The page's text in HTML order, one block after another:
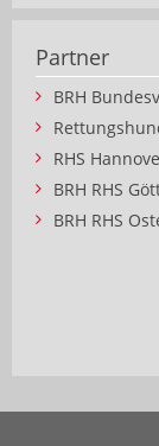
Partner
BRH
RHS
BRH RHS
BRH RHS